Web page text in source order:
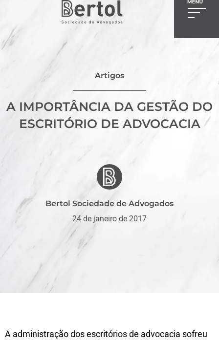
Artigos
A IMPORTÂNCIA DA GESTÃO DO
ESCRITÓRIO DE ADVOCACIA
Bertol Sociedade de Advogados
24 de janeiro de 2017
A administração dos escritórios de advocacia sofreu